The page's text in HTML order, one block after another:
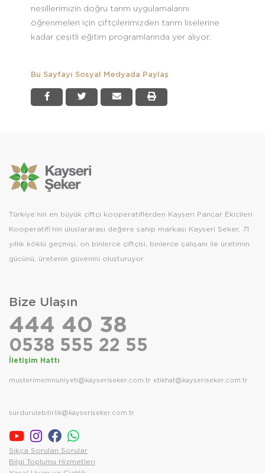
nesillerimizin doğru tarım uygulamalarını
öğrenmeleri için çiftçilerimizden tarım liselerine
kadar çeşitli eğitim programlarında yer alıyor.
Bu Sayfayı Sosyal Medyada Paylaş
Türkiye’nin en büyük çiftçi kooperatiflerden Kayseri Pancar Ekicileri
Kooperatifi’nin uluslararası değere sahip markası Kayseri Şeker, 71
yıllık köklü geçmişi, on binlerce çiftçisi, binlerce çalışanı ile üretimin
gücünü, üretenin güvenini oluşturuyor.
Bize Ulaşın
444 40 38
0538 555 22 55
İletişim Hattı
musterimemnuniyeti@kayseriseker.com.tr etikhat@kayseriseker.com.tr
surdurulebilirlik@kayseriseker.com.tr
Sıkça Sorulan Sorular
Bilgi Toplumu Hizmetleri